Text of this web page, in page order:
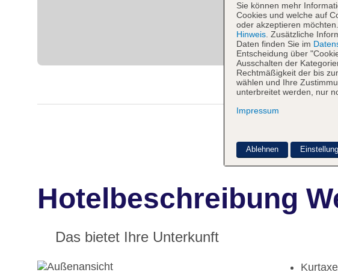
Hotelbeschreibung
Das bietet Ihre Unterkunft
Sie können mehr
Cookies und welche auf
oder akzeptieren
Hinweis . Zusätzliche
Daten finden Sie im
Entscheidung über
Ausschalten der
Rechtmäßigkeit der bis
wählen und Ihre
unterbreitet werden, nur
Impressum
Ablehnen